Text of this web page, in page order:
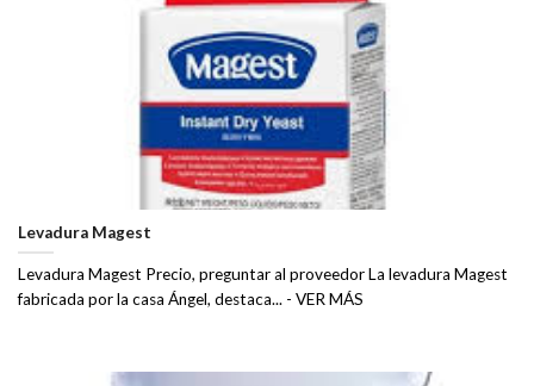
Levadura Magest
Levadura Magest Precio, preguntar al proveedor La levadura Magest
fabricada por la casa Ángel, destaca... - VER MÁS